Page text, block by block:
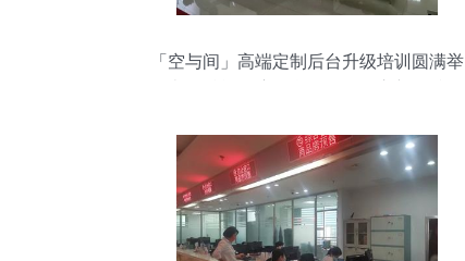
「空与间」高端定制后台升级培训圆满举